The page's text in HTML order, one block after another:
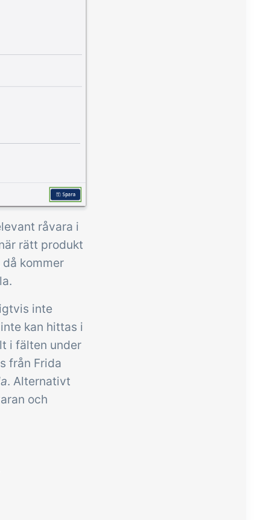
råvara i
rätt produkt
då kommer
inte
kan hittas i
i fälten under
från Frida
. Alternativt
och